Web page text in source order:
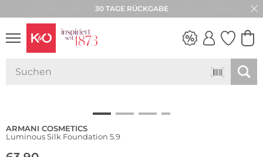
30 TAGE RÜCKGABE
ARMANI COSMETICS
Luminous Silk Foundation 5.9